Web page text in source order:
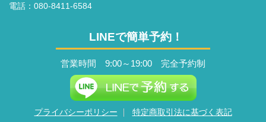
電話： 080-8411-6584
LINEで簡単予約！
営業時間 9:00～19:00 完全予約制
プライバシーポリシー 特定商取引法に基づく表記